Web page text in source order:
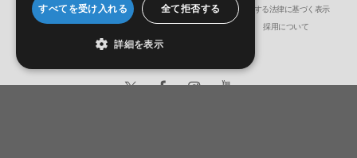
会社概要 環境保護（CSR）への取り組み
特定商取引に関する法律に基づく表示
サイト動作環境
利用規約 個人情報の保護について 採用について
すべてを受け入れる 全て拒否する
詳細を表示